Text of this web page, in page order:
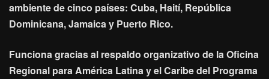
ambiente de cinco países: Cuba, Haití, República
Dominicana, Jamaica y Puerto Rico.
Funciona gracias al respaldo organizativo de la Oficina
Regional para América Latina y el Caribe del Programa